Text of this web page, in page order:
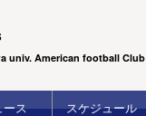
univ. American football Club
ース スケジュール